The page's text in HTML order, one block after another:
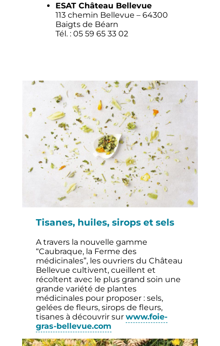
ESAT Château Bellevue
113 chemin Bellevue – 64300
Baigts de Béarn
Tél. : 05 59 65 33 02
Tisanes, huiles, sirops et sels
A travers la nouvelle gamme
“Caubraque, la Ferme des
médicinales”, les ouvriers du Château
Bellevue cultivent, cueillent et
récoltent avec le plus grand soin une
grande variété de plantes
médicinales pour proposer : sels,
gelées de fleurs, sirops de fleurs,
tisanes à découvrir surwww.foie-
gras-bellevue.com